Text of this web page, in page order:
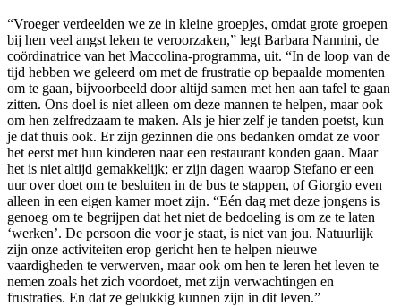
“Vroeger verdeelden we ze in kleine groepjes, omdat grote groepen
bij hen veel angst leken te veroorzaken,” legt Barbara Nannini, de
coördinatrice van het Maccolina-programma, uit. “In de loop van de
tijd hebben we geleerd om met de frustratie op bepaalde momenten
om te gaan, bijvoorbeeld door altijd samen met hen aan tafel te gaan
zitten. Ons doel is niet alleen om deze mannen te helpen, maar ook
om hen zelfredzaam te maken. Als je hier zelf je tanden poetst, kun
je dat thuis ook. Er zijn gezinnen die ons bedanken omdat ze voor
het eerst met hun kinderen naar een restaurant konden gaan. Maar
het is niet altijd gemakkelijk; er zijn dagen waarop Stefano er een
uur over doet om te besluiten in de bus te stappen, of Giorgio even
alleen in een eigen kamer moet zijn. “Eén dag met deze jongens is
genoeg om te begrijpen dat het niet de bedoeling is om ze te laten
‘werken’. De persoon die voor je staat, is niet van jou. Natuurlijk
zijn onze activiteiten erop gericht hen te helpen nieuwe
vaardigheden te verwerven, maar ook om hen te leren het leven te
nemen zoals het zich voordoet, met zijn verwachtingen en
frustraties. En dat ze gelukkig kunnen zijn in dit leven.”